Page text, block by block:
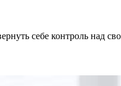
себе контроль над